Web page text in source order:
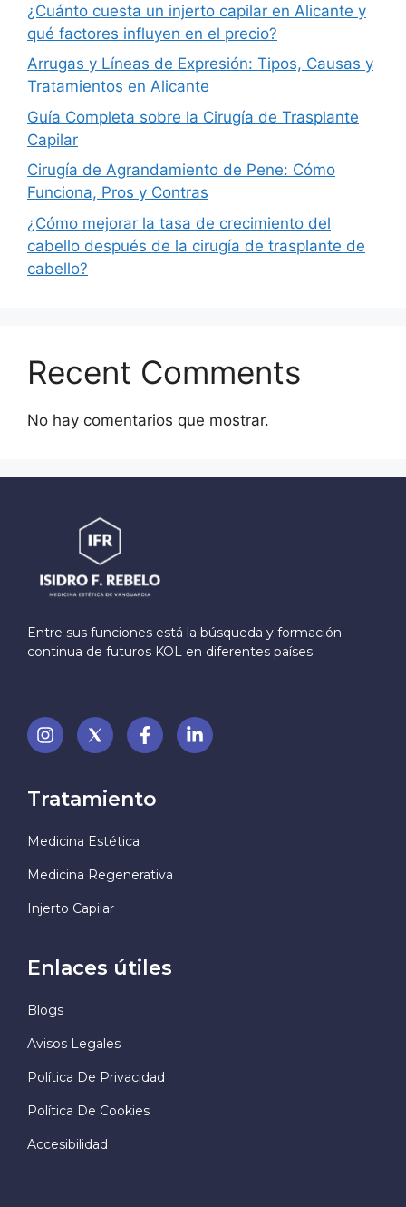
¿Cuánto cuesta un injerto capilar en Alicante y
qué factores influyen en el precio?
Arrugas y Líneas de Expresión: Tipos, Causas y
Tratamientos en Alicante
Guía Completa sobre la Cirugía de Trasplante
Capilar
Cirugía de Agrandamiento de Pene: Cómo
Funciona, Pros y Contras
¿Cómo mejorar la tasa de crecimiento del
cabello después de la cirugía de trasplante de
cabello?
Recent Comments
No hay comentarios que mostrar.
Entre sus funciones está la búsqueda y formación
continua de futuros KOL en diferentes países.
Tratamiento
Medicina Estética
Medicina Regenerativa
Injerto Capilar
Enlaces útiles
Blogs
Avisos Legales
Política De Privacidad
Política De Cookies
Accesibilidad